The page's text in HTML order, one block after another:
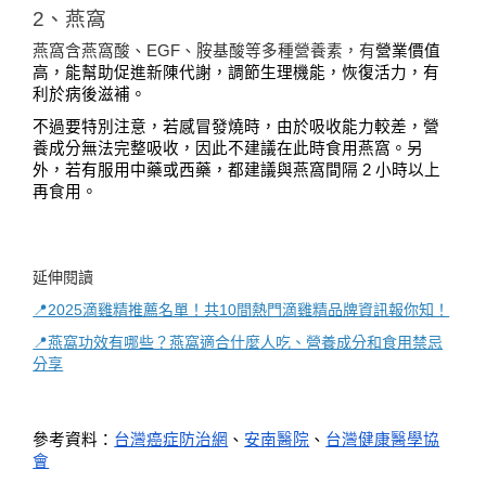
2、燕窩
燕窩含燕窩酸、EGF、胺基酸等多種營養素，有營業價值
高，能幫助促進新陳代謝，調節生理機能，恢復活力，有
利於病後滋補。
不過要特別注意，若感冒發燒時，由於吸收能力較差，營
養成分無法完整吸收，因此不建議在此時食用燕窩。另
外，若有服用中藥或西藥，都建議與燕窩間隔 2 小時以上
再食用。
延伸閱讀
📍2025滴雞精推薦名單！共10間熱門滴雞精品牌資訊報你知！
📍燕窩功效有哪些？燕窩適合什麼人吃、營養成分和食用禁忌
分享
參考資料： 台灣癌症防治網 、 安南醫院 、 台灣健康醫學協
會